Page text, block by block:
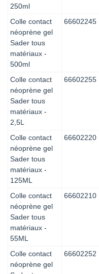
250ml
Colle contact
néoprène gel
Sader tous
matériaux -
500ml
66602245
Colle contact
néoprène gel
Sader tous
matériaux -
2,5L
66602255
Colle contact
néoprène gel
Sader tous
matériaux -
125ML
66602220
Colle contact
néoprène gel
Sader tous
matériaux -
55ML
66602210
Colle contact
néoprène gel
66602252